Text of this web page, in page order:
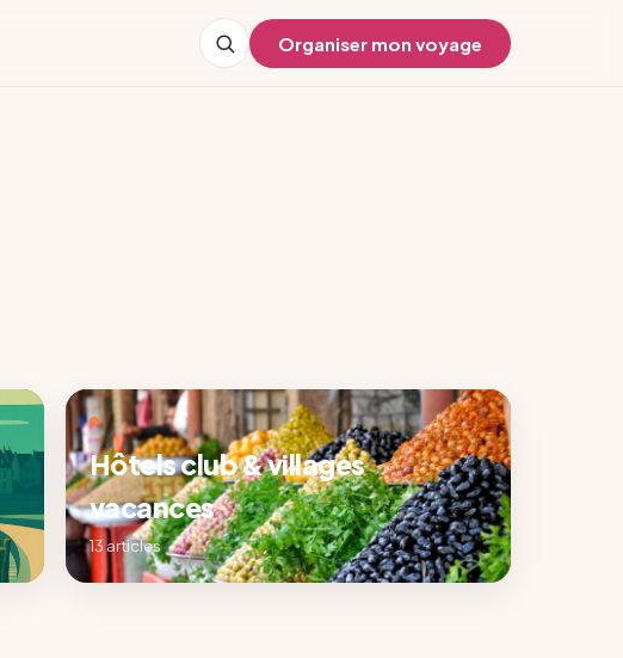
Organiser mon voyage
Hôtels club & villages
vacances
13 articles